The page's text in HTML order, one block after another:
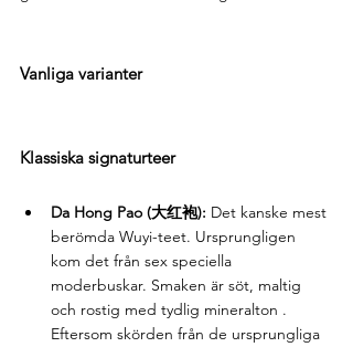
Vanliga varianter
Klassiska signaturteer
Da Hong Pao (大红袍): Det kanske mest
berömda Wuyi-teet. Ursprungligen
kom det från sex speciella
moderbuskar. Smaken är söt, maltig
och rostig med tydlig mineralton .
Eftersom skörden från de ursprungliga